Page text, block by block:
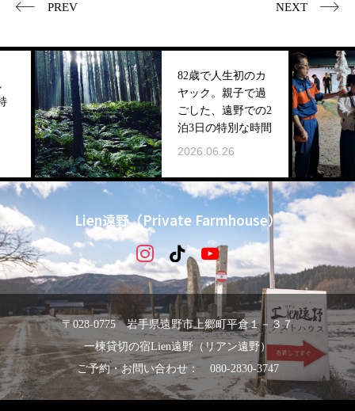
PREV NEXT
82歳で人生初のカ
ヤック。親子で過
ごした、遠野での2
泊3日の特別な時間
2026.06.26
Lien遠野（Private Farmhouse）
〒028-0775 岩手県遠野市上郷町平倉１－３７
一棟貸切の宿Lien遠野（リアン遠野）
ご予約・お問い合わせ： 080-2830-3747